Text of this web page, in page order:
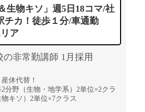
生物キソ」週5日18コマ/社
チカ！徒歩１分/車通勤
ア
非常勤講師 1月採用
休代替！
2分野（生物・地学系）2単位×2クラ
キソ）2単位×7クラス